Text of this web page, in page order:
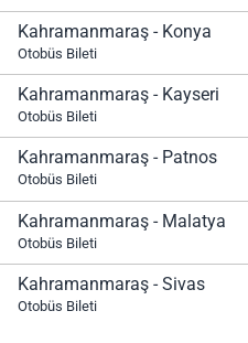
Kahramanmaraş - Konya
Otobüs Bileti
Kahramanmaraş - Kayseri
Otobüs Bileti
Kahramanmaraş - Patnos
Otobüs Bileti
Kahramanmaraş - Malatya
Otobüs Bileti
Kahramanmaraş - Sivas
Otobüs Bileti